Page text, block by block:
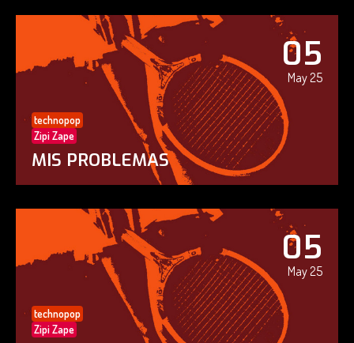
05
May 25
technopop
Zipi Zape
MIS PROBLEMAS
05
May 25
technopop
Zipi Zape